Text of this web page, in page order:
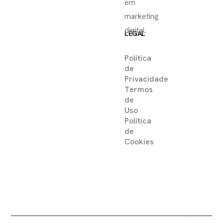
LEGAL
Política
de
Privacidade
Termos
de
Uso
Política
de
Cookies
em
marketing
digital.